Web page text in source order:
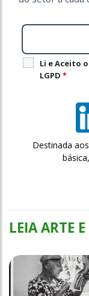
Li e Aceito
LGPD *
Destinada
LEIA ARTE